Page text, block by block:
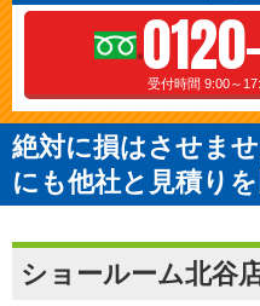
受付時間 9:00～
絶対に損はさせま
にも他社と見積り
ショールーム北谷